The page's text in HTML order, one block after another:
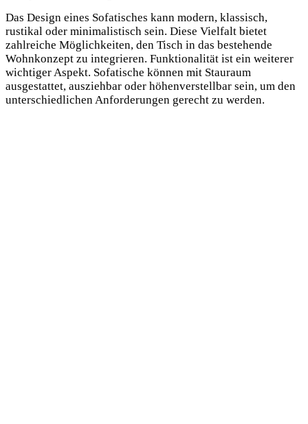
Das Design eines Sofatisches kann modern, klassisch,
rustikal oder minimalistisch sein. Diese Vielfalt bietet
zahlreiche Möglichkeiten, den Tisch in das bestehende
Wohnkonzept zu integrieren. Funktionalität ist ein weiterer
wichtiger Aspekt. Sofatische können mit Stauraum
ausgestattet, ausziehbar oder höhenverstellbar sein, um den
unterschiedlichen Anforderungen gerecht zu werden.